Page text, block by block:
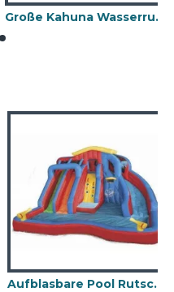
Große Kahuna Wasserrutsche
Aufblasbare Pool Rutsche